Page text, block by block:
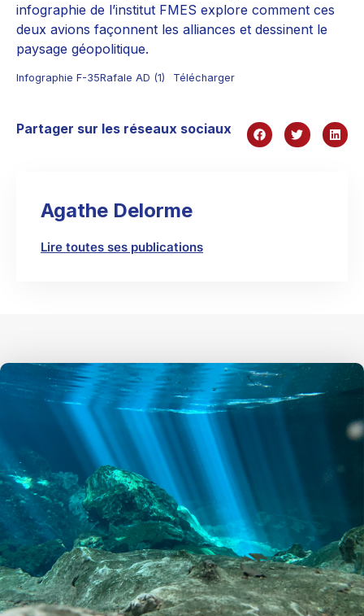
infographie de l’institut FMES explore comment ces
deux avions façonnent les alliances et dessinent le
paysage géopolitique.
Infographie F-35Rafale AD (1) Télécharger
Partager sur les réseaux sociaux
Agathe Delorme
Lire toutes ses publications